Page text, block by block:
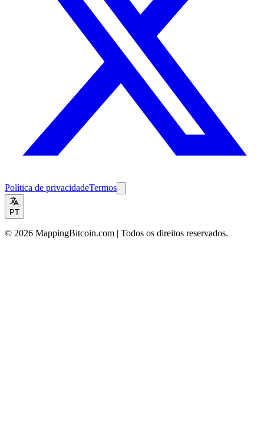
Política de privacidadeTermos
PT
© 2026 MappingBitcoin.com | Todos os direitos reservados.